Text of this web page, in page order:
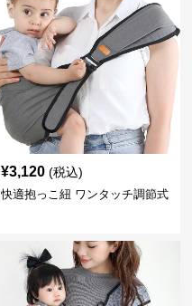
¥3,120 (税込)
快適抱っこ紐 ワンタッチ調節式